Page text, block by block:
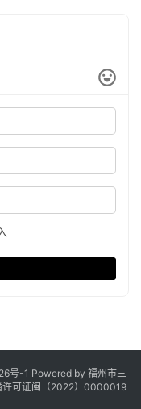
号-1 Powered by 福州市三
许可证闽（2022）0000019